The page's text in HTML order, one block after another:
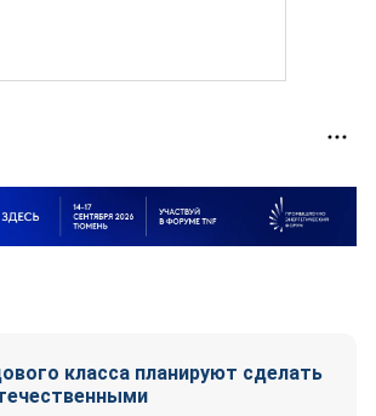
класса планируют сделать